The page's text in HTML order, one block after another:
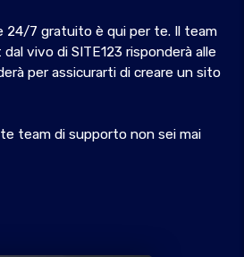
24/7 gratuito è qui per te. Il team
vivo di SITE123 risponderà alle
per assicurarti di creare un sito
team di supporto non sei mai